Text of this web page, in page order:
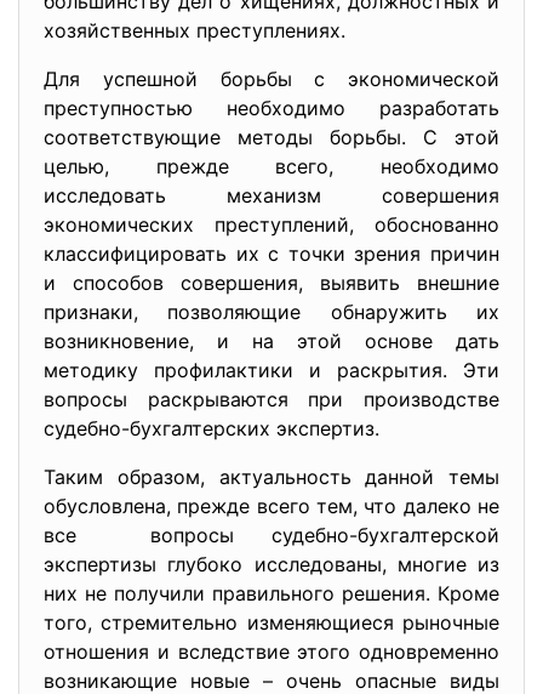
хозяйственных преступлениях.
Для успешной борьбы с экономической
преступностью необходимо разработать
соответствующие методы борьбы. С этой
целью, прежде всего, необходимо
исследовать механизм совершения
экономических преступлений, обоснованно
классифицировать их с точки зрения причин
и способов совершения, выявить внешние
признаки, позволяющие обнаружить их
возникновение, и на этой основе дать
методику профилактики и раскрытия. Эти
вопросы раскрываются при производстве
судебно-бухгалтерских экспертиз.
Таким образом, актуальность данной темы
обусловлена, прежде всего тем, что далеко не
все вопросы судебно-бухгалтерской
экспертизы глубоко исследованы, многие из
них не получили правильного решения. Кроме
того, стремительно изменяющиеся рыночные
отношения и вследствие этого одновременно
возникающие новые – очень опасные виды